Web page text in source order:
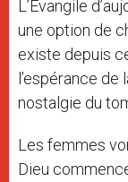
L’Évangile
une option de
existe depuis
l’espérance
nostalgie du
Les femmes
Dieu